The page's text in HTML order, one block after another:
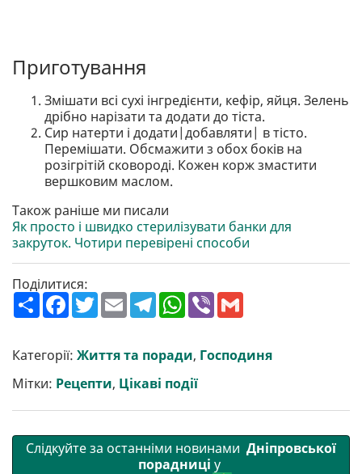
Приготування
Змішати всі сухі інгредієнти, кефір, яйця. Зелень
дрібно нарізати та додати до тіста.
Сир натерти і додати|добавляти| в тісто.
Перемішати. Обсмажити з обох боків на
розігрітій сковороді. Кожен корж змастити
вершковим маслом.
Також раніше ми писали
Як просто і швидко стерилізувати банки для
закруток. Чотири перевірені способи
Поділитися:
П
о
р
и
т
и
F
a
b
o
o
k
T
w
t
e
r
E
m
l
T
e
g
r
a
m
W
h
s
A
p
p
V
r l
Категорії: Життя та поради, Господиня
Мітки: Рецепти, Цікаві події
Слідкуйте за останніми новинами Дніпровської
порадниці у